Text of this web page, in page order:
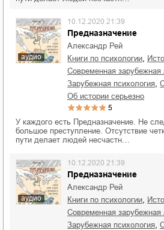
аудио
Предназначение
10.12.2020 21:39
Александр Рей
книги по психологии
современная зарубежная
зарубежная психология
об истории серьезно
5
У каждого есть Предназначение. Не
большое преступление. Отсутствие
пути делает людей несчастн…
аудио
Предназначение
10.12.2020 21:39
Александр Рей
книги по психологии
современная зарубежная
зарубежная психология